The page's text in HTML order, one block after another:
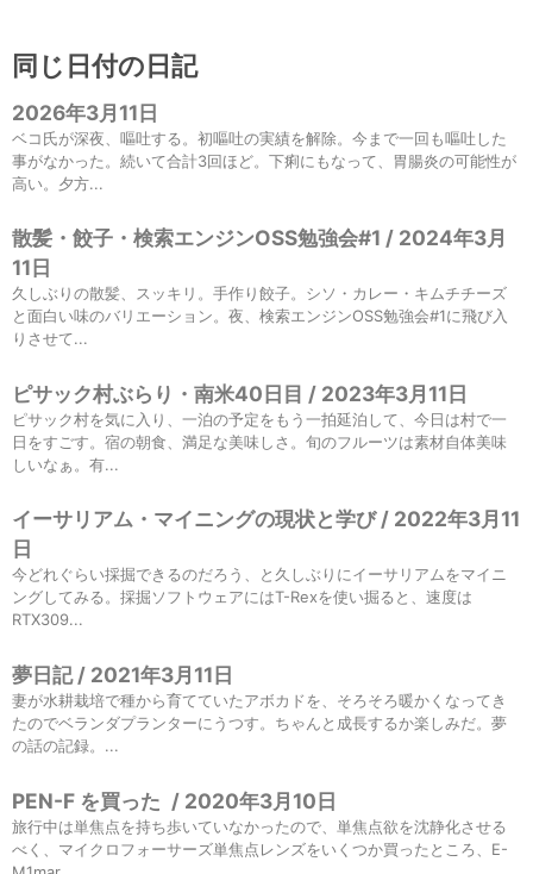
同じ日付の日記
2026年3月11日
ベコ氏が深夜、嘔吐する。初嘔吐の実績を解除。今まで一回も嘔吐した
事がなかった。続いて合計3回ほど。下痢にもなって、胃腸炎の可能性が
高い。夕方...
散髪・餃子・検索エンジンOSS勉強会#1 / 2024年3月
11日
久しぶりの散髪、スッキリ。手作り餃子。シソ・カレー・キムチチーズ
と面白い味のバリエーション。夜、検索エンジンOSS勉強会#1に飛び入
りさせて...
ピサック村ぶらり・南米40日目 / 2023年3月11日
ピサック村を気に入り、一泊の予定をもう一拍延泊して、今日は村で一
日をすごす。宿の朝食、満足な美味しさ。旬のフルーツは素材自体美味
しいなぁ。有...
イーサリアム・マイニングの現状と学び / 2022年3月11
日
今どれぐらい採掘できるのだろう、と久しぶりにイーサリアムをマイニ
ングしてみる。採掘ソフトウェアにはT-Rexを使い掘ると、速度は
RTX309...
夢日記 / 2021年3月11日
妻が水耕栽培で種から育てていたアボカドを、そろそろ暖かくなってき
たのでベランダプランターにうつす。ちゃんと成長するか楽しみだ。夢
の話の記録。...
PEN-F を買った / 2020年3月10日
旅行中は単焦点を持ち歩いていなかったので、単焦点欲を沈静化させる
べく、マイクロフォーサーズ単焦点レンズをいくつか買ったところ、E-